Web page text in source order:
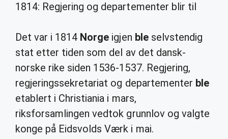
1814: Regjering og departementer blir til
Det var i 1814 Norge igjen bleselvstendig
stat etter tiden som del av det dansk-
norske rike siden 1536-1537. Regjering,
regjeringssekretariat og departementer ble
etablert i Christiania i mars,
riksforsamlingen vedtok grunnlov og valgte
konge på Eidsvolds Værk i mai.